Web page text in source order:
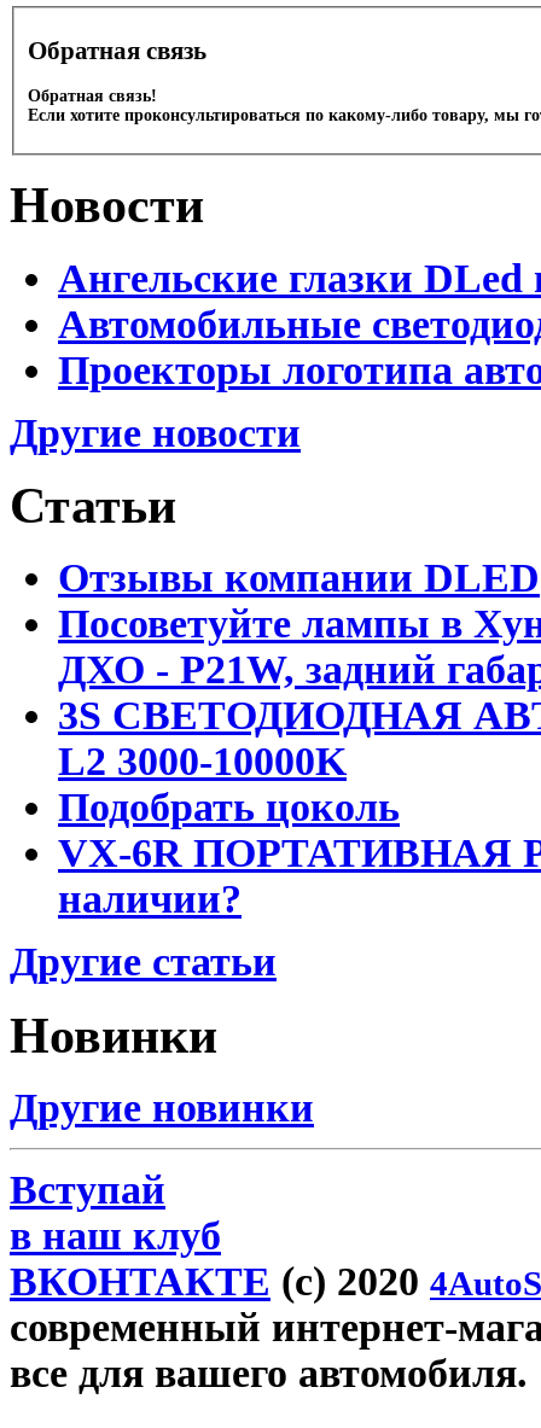
Обратная связь
Обратная связь!
Если хотите проконсультироваться по какому-либо товару, мы
Новости
Ангельские глазки DLed
Автомобильные
Проекторы логотипа
Другие новости
Статьи
Отзывы компании DLED
Посоветуйте лампы в
ДХО - P21W, задний
3S СВЕТОДИОДНАЯ
L2 3000-10000K
Подобрать цоколь
VX-6R ПОРТАТИВНАЯ
наличии?
Другие статьи
Новинки
Другие новинки
Вступай
в наш клуб
ВКОНТАКТЕ (c) 2020
современный интернет-
все для вашего автомобиля.